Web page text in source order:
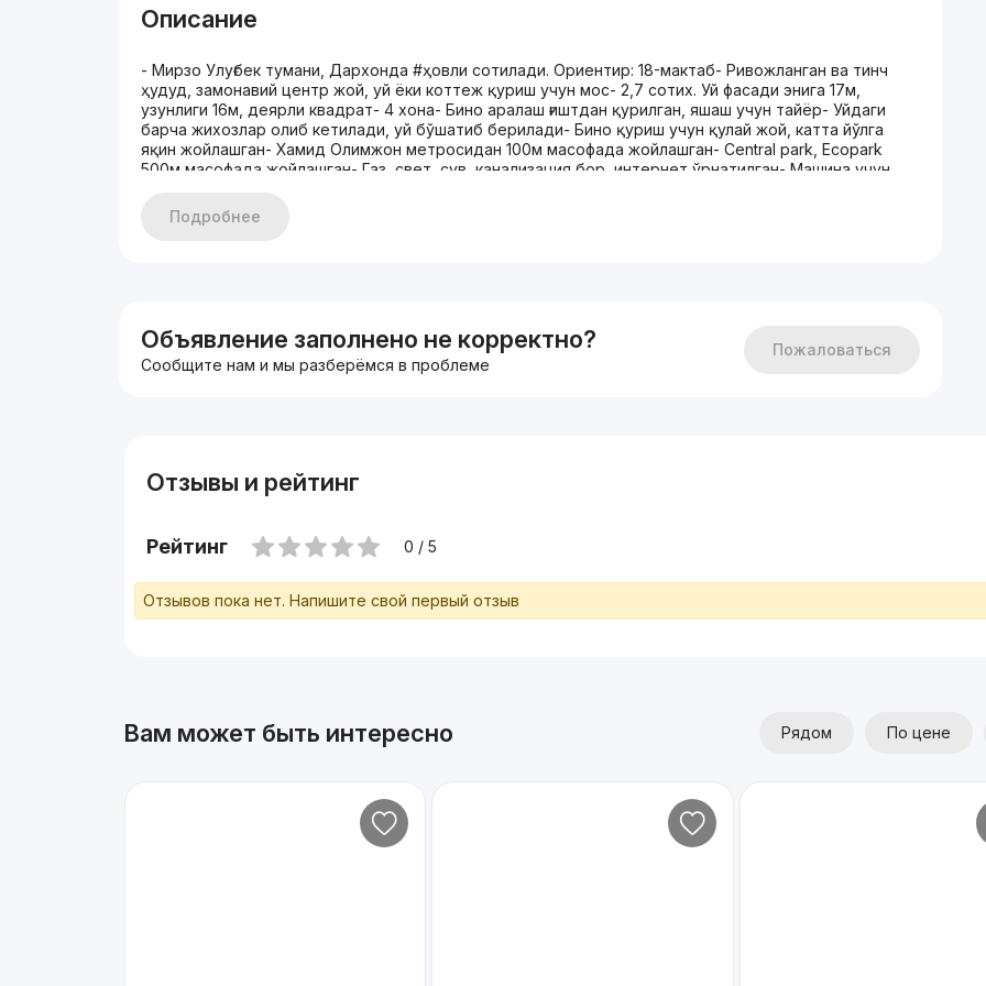
Описание
- Мирзо Улуғбек тумани, Дархонда #ҳовли сотилади. Ориентир: 18-мактаб- Ривожланган ва тинч
ҳудуд, замонавий центр жой, уй ёки коттеж қуриш учун мос- 2,7 сотих. Уй фасади энига 17м,
узунлиги 16м, деярли квадрат- 4 хона- Бино аралаш ғиштдан қурилган, яшаш учун тайёр- Уйдаги
барча жихозлар олиб кетилади, уй бўшатиб берилади- Бино қуриш учун қулай жой, катта йўлга
яқин жойлашган- Хамид Олимжон метросидан 100м масофада жойлашган- Central park, Ecopark
500м масофада жойлашган- Газ, свет, сув, канализация бор, интернет ўрнатилган- Машина учун
ажойиб имконият- Продается двор в районе Мирзо-Улугбек, улица Дархон. Ориентир: школа №18-
Развитый и тихий район, место подходит для строительство современного дома, коттеджа- 2,7
Есть газ, свет, вода, канализация, подключен интернет- Есть парковка для автомобиля- 225.000$
договорная- +998971393989- Отличная возможность для инвестиций или собственного жилья
Подробнее
Объявление заполнено не корректно?
Сообщите нам и мы разберёмся в проблеме
Пожаловаться
Отзывы и рейтинг
Рейтинг 0 / 5
Отзывов пока нет. Напишите свой первый отзыв
Вам может быть интересно Рядом По цене